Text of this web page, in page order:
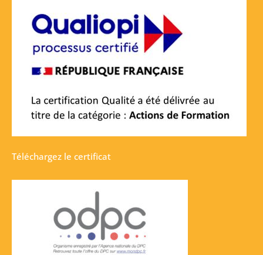
Téléchargez le certificat